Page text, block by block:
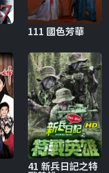
111 國色芳華
41 新兵日記之特